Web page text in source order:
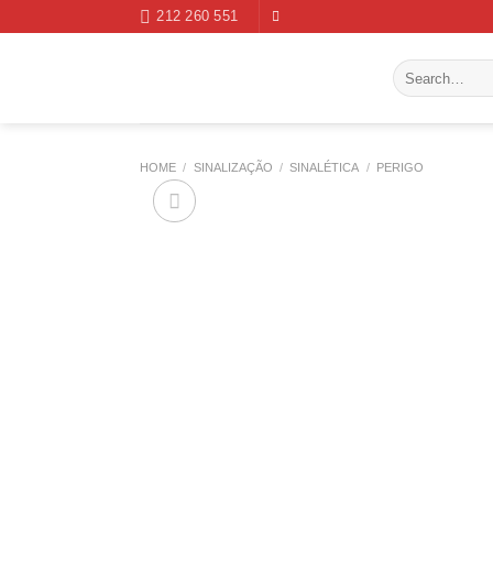
212 260 551
Search
for:
HOME / SINALIZAÇÃO / SINALÉTICA / PERIGO